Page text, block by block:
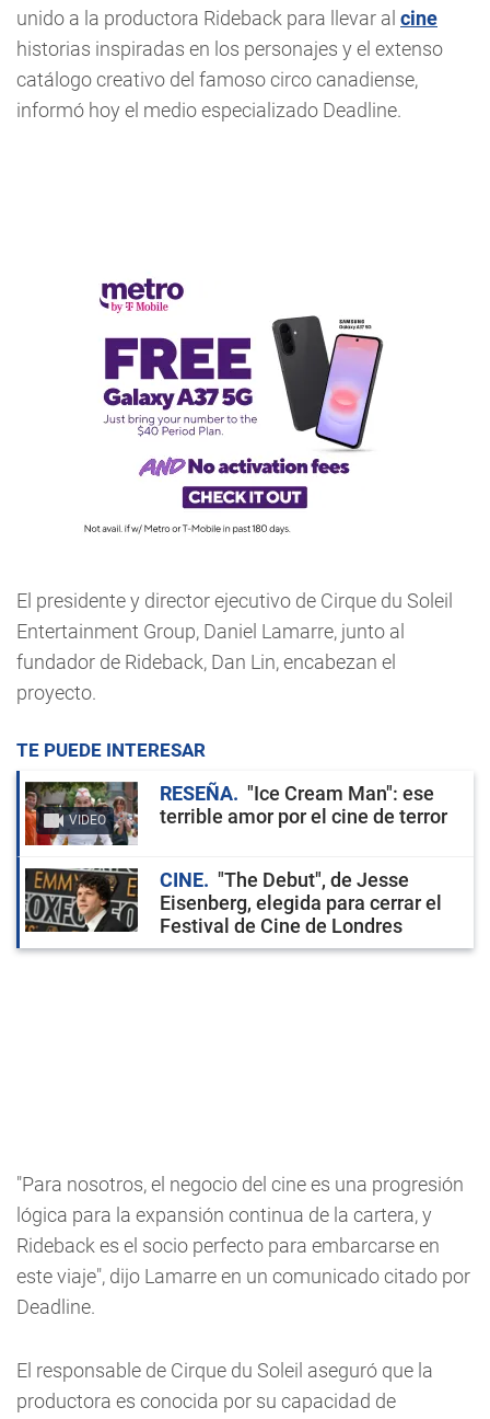
unido a la productora Rideback para llevar al cine
historias inspiradas en los personajes y el extenso
catálogo creativo del famoso circo canadiense,
informó hoy el medio especializado Deadline.
El presidente y director ejecutivo de Cirque du Soleil
Entertainment Group, Daniel Lamarre, junto al
fundador de Rideback, Dan Lin, encabezan el
proyecto.
TE PUEDE INTERESAR
VIDEO
RESEÑA
"Ice Cream Man": ese
terrible amor por el cine de terror
CINE
"The Debut", de Jesse
Eisenberg, elegida para cerrar el
Festival de Cine de Londres
"Para nosotros, el negocio del cine es una progresión
lógica para la expansión continua de la cartera, y
Rideback es el socio perfecto para embarcarse en
este viaje", dijo Lamarre en un comunicado citado por
Deadline.
El responsable de Cirque du Soleil aseguró que la
productora es conocida por su capacidad de